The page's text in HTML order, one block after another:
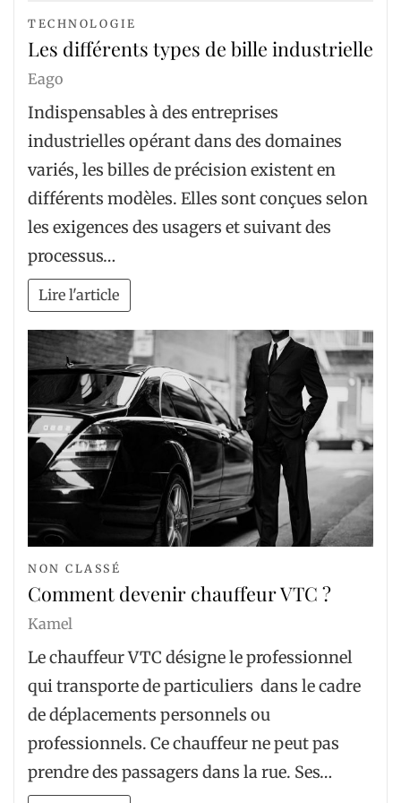
TECHNOLOGIE
Les différents types de bille industrielle
Eago
Indispensables à des entreprises
industrielles opérant dans des domaines
variés, les billes de précision existent en
différents modèles. Elles sont conçues selon
les exigences des usagers et suivant des
processus…
Lire l'article
NON CLASSÉ
Comment devenir chauffeur VTC ?
Kamel
Le chauffeur VTC désigne le professionnel
qui transporte de particuliers dans le cadre
de déplacements personnels ou
professionnels. Ce chauffeur ne peut pas
prendre des passagers dans la rue. Ses…